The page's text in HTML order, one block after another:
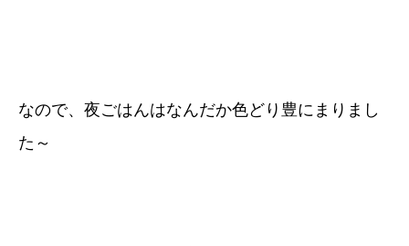
なので、夜ごはんはなんだか色どり豊にまりまし
た～